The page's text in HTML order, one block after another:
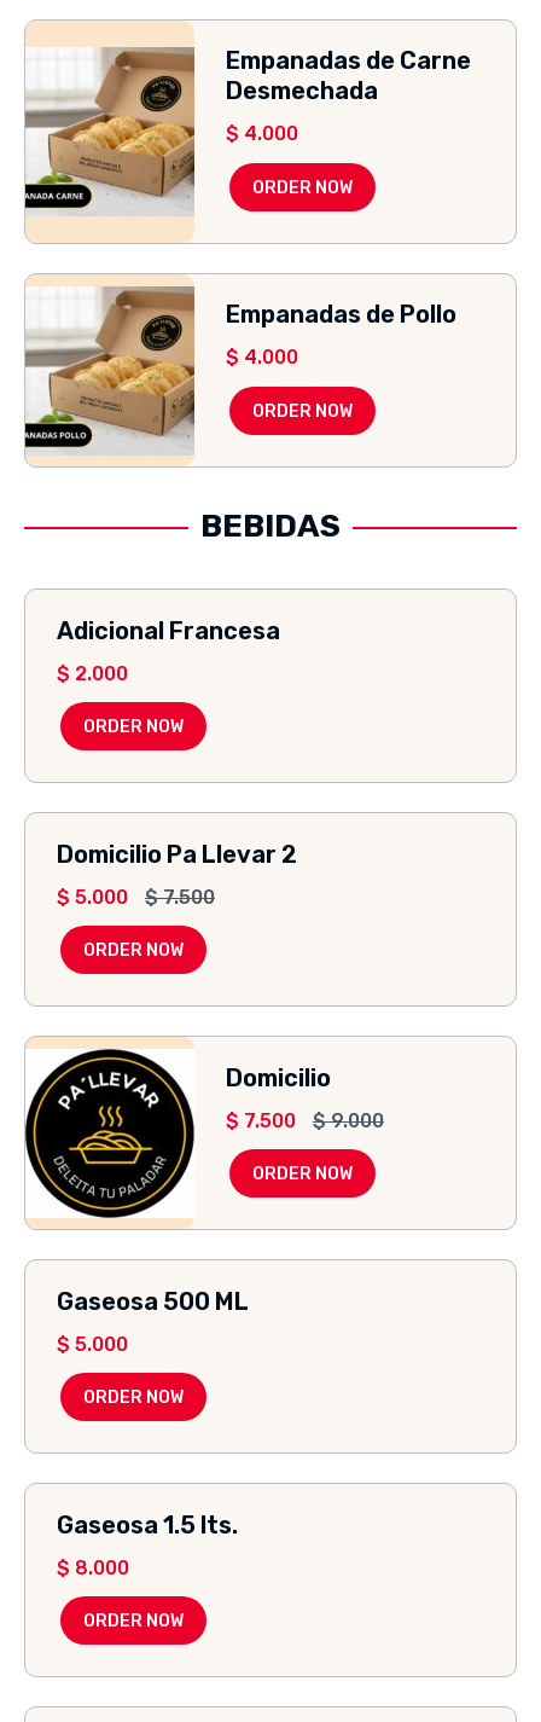
Empanadas de Carne
Desmechada
$ 4.000
ORDER NOW
Empanadas de Pollo
$ 4.000
ORDER NOW
BEBIDAS
Adicional Francesa
$ 2.000
ORDER NOW
Domicilio Pa Llevar 2
$ 5.000 $7.500
ORDER NOW
Domicilio
$ 7.500 $9.000
ORDER NOW
Gaseosa 500 ML
$ 5.000
ORDER NOW
Gaseosa 1.5 lts.
$ 8.000
ORDER NOW